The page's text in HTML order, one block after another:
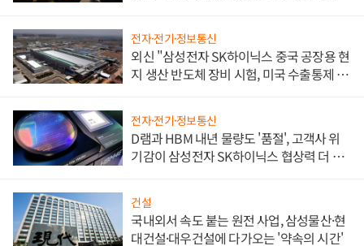
전자·전기·정보통신
외신 "삼성전자 SK하이닉스 중국 공장용 현
지 생산 반도체 장비 시험, 미국 수출통제 대
전자·전기·정보통신
D램과 HBM 내년 물량도 '품절', 고객사 위
기감이 삼성전자 SK하이닉스 협상력 더 키
건설
국내외서 속도 붙는 원전 사업, 삼성물산·현
대건설·대우건설에 다가오는 '약속의 시간'